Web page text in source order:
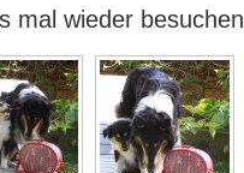
mal wieder